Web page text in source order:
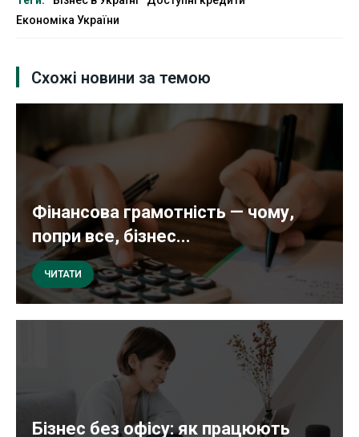
Економіка України
Схожі новини за темою
Фінансова грамотність — чому,
попри все, бізнес...
ЧИТАТИ
Бізнес без офісу: як працюють